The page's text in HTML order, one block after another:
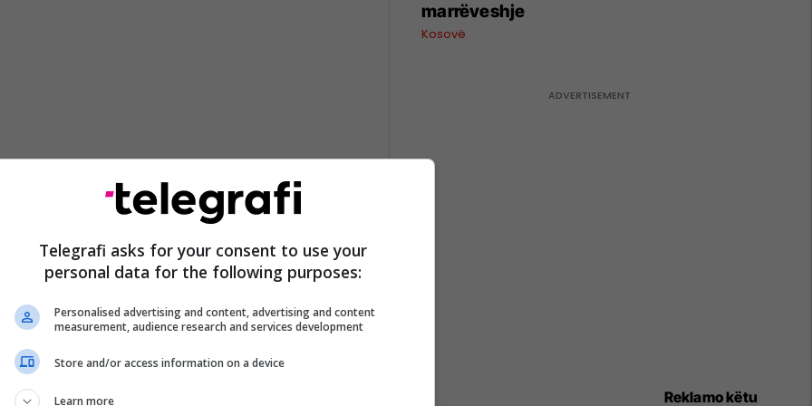
marrëveshje
Kosovë
Reklamo këtu
Telegrafi asks for your consent to use your
personal data for the following purposes:
Personalised advertising and content, advertising and content
measurement, audience research and services development
Store and/or access information on a device
Learn more